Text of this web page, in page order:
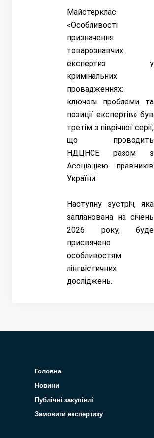
Майстерклас
«Особливості
призначення
товарознавчих
експертиз у
кримінальних
провадженнях:
ключові проблеми та
позиції експертів» був
третім з піврічної серії,
що проводить
НДЦНСЕ разом з
Асоціацією правників
України.
Наступну зустріч, яка
запланована на січень
2026 року, буде
присвячено
особливостям
лінгвістичних
досліджень.
Головна
Новини
Публічні закупівлі
Замовити експертизу